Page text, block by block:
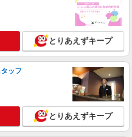
）
南台店 東京都中野区南台2-51-7
詳細を見る
833）
円以上
中野駅前店 東京都中野区中野5-33-13
とりあえずキープ
ッフ
とりあえずキープ